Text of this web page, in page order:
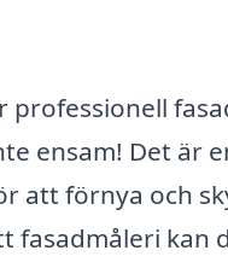
professionell
ensam! Det är
att förnya och
fasadmåleri kan